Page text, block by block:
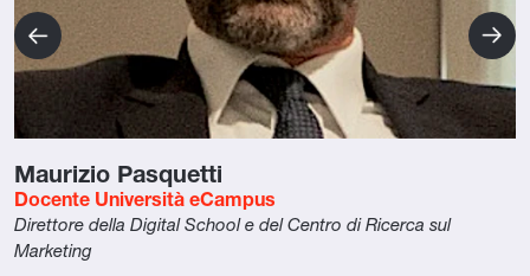
Maurizio Pasquetti
Docente Università eCampus
Direttore della Digital School e del Centro di Ricerca sul
Marketing